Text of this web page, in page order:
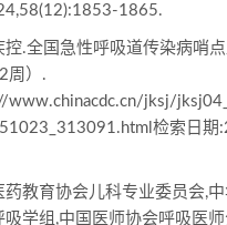
1865.
控.全国急性呼吸道传染病哨
周）.
www.chinacdc.cn/jksj/
检索日期
药教育协会儿科专业委员会,
吸学组,中国医师协会呼吸医